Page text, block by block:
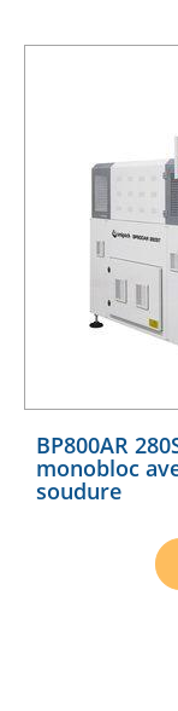
BP800AR
monobloc
soudure